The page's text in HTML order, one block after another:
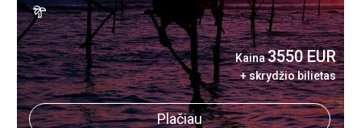
Kaina3550 EUR
+ skrydžio bilietas
Plačiau